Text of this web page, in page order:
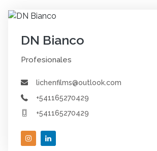
DN Bianco
Profesionales
lichenfilms@outlook.com
+541165270429
+541165270429